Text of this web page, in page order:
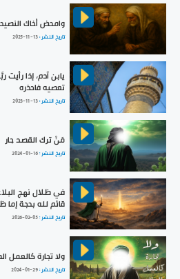
وامحض أخاك
تاريخ النشر :2025-11-13
يابن آدم، إذا
تعصيه فاحذره
تاريخ النشر :2023-11-13
مَنْ ترك القصد جار
تاريخ النشر :2024-01-16
في ظلال نهج
قائم لله بحجة إما
تاريخ النشر :2026-02-05
ولا تجارة كالعمل
تاريخ النشر :2024-01-29